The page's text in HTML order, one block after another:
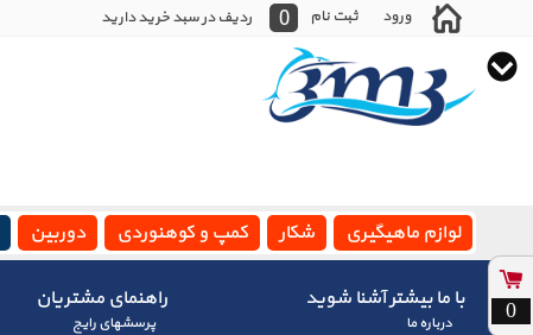
ورود ثبت نام 0
ردیف در سبد خرید دارید
لوازم ماهیگیری شکار کمپ و کوهنوردی دوربین
با ما بیشتر آشنا شوید
درباره ما
راهنمای مشتریان
پرسشهای رايج
0